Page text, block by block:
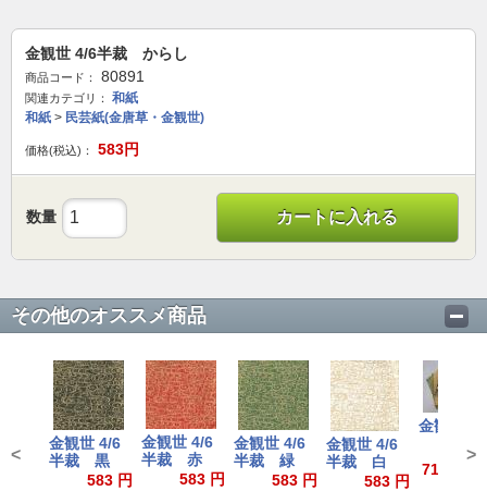
金観世 4/6半裁 からし
商品コード： 80891
関連カテゴリ：
和紙
和紙 > 民芸紙(金唐草・金観世)
価格(税込)： 583円
数量 カートに入れる
その他のオススメ商品
金観世 4/6
半裁 黒
583 円
金観世 4/6
半裁 赤
583 円
金観世 4/6
半裁 緑
583 円
金観世 4/6
半裁 白
583 円
金観世
715～
< >